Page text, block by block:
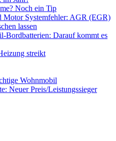
Noch ein Tip
Motor Systemfehler: AGR (EGR)
lassen
Bordbatterien: Darauf kommt es
streikt
Wohnmobil
Neuer Preis/Leistungssieger